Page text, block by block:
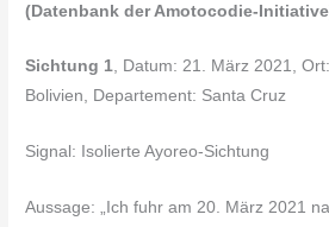
(Datenbank der Amotocodie-
Sichtung 1, Datum: 21. März 2021,
Bolivien, Departement: Santa Cruz
Signal: Isolierte Ayoreo-Sichtung
Aussage: „Ich fuhr am 20. März 2021